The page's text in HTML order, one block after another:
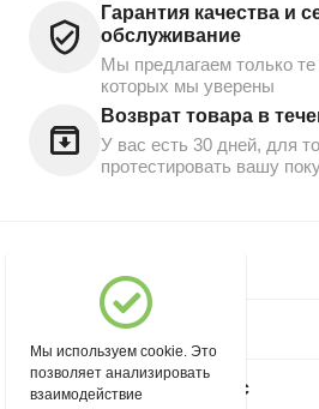
Гарантия качества и
обслуживание
Мы предлагаем только
которых мы уверены
Возврат товара в
У вас есть 30 дней, для
протестировать вашу
Магазин "Северный"
Покупательский сервис
Мы используем cookie. Это
позволяет анализировать
взаимодействие